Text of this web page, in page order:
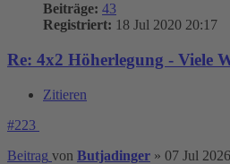
Beiträge: 43
Registriert: 18 Jul 2020 20:17
Re: 4x2 Höherlegung - Viele
Zitieren
#223
Beitrag von Butjadinger » 07 Jul